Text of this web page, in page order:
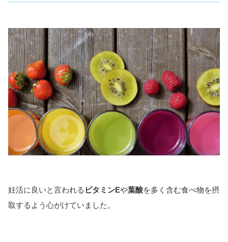
妊活に良いと言われる ビタミンEや葉酸を多く含む食べ物を摂
取するよう心がけていました。